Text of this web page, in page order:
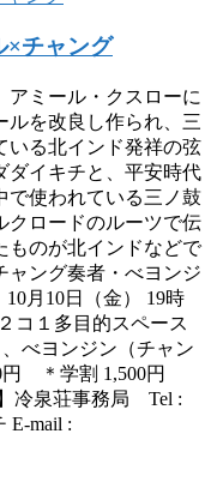
×チャング
アミール・クスローに
ルを改良し作られ、三
いる北インド発祥の弦
ダイキチと、平安時代
で使われている三ノ鼓
クロードのルーツで伝
ものが北インドなどで
ャング奏者・べヨンジ
月10日（金） 19時
コ１多目的スペース
べヨンジン（チャン
円 ＊学割 1,500円
冷泉荘事務局 Tel :
mail :